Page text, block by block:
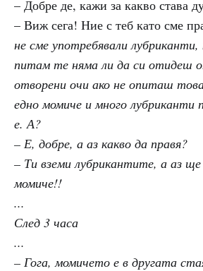
– Добре де, кажи за какво става
– Виж сега! Ние с теб като сме
не сме употребявали
питам те няма ли да си отидеш
отворени очи ако не опиташ
едно момиче и много лубриканти
е. А?
– Е, добре, а аз какво да правя?
– Ти вземи лубрикантите, а аз
момиче!!
...
След 3 часа
...
– Гога, момичето е в другата